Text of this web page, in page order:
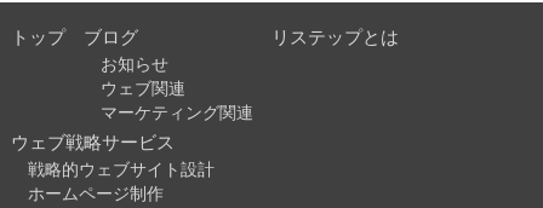
トップ ブログ
お知らせ
ウェブ関連
マーケティング関連
リステップとは
ウェブ戦略サービス
戦略的ウェブサイト設計
ホームページ制作